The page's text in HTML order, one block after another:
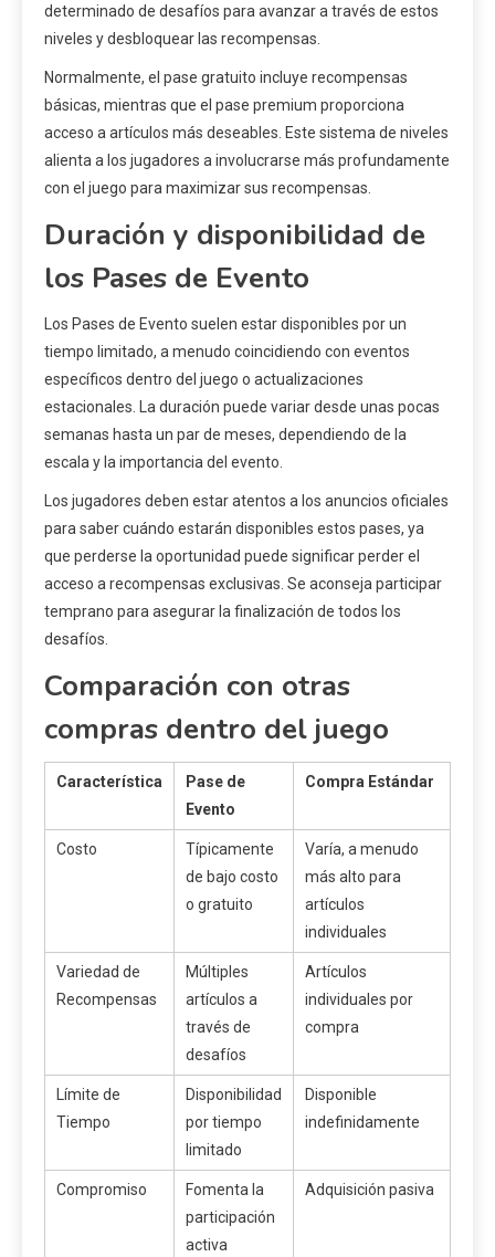
determinado de desafíos para avanzar a través de estos
niveles y desbloquear las recompensas.
Normalmente, el pase gratuito incluye recompensas
básicas, mientras que el pase premium proporciona
acceso a artículos más deseables. Este sistema de niveles
alienta a los jugadores a involucrarse más profundamente
con el juego para maximizar sus recompensas.
Duración y disponibilidad de
los Pases de Evento
Los Pases de Evento suelen estar disponibles por un
tiempo limitado, a menudo coincidiendo con eventos
específicos dentro del juego o actualizaciones
estacionales. La duración puede variar desde unas pocas
semanas hasta un par de meses, dependiendo de la
escala y la importancia del evento.
Los jugadores deben estar atentos a los anuncios oficiales
para saber cuándo estarán disponibles estos pases, ya
que perderse la oportunidad puede significar perder el
acceso a recompensas exclusivas. Se aconseja participar
temprano para asegurar la finalización de todos los
desafíos.
Comparación con otras
compras dentro del juego
Característica
Pase de
Evento
Compra Estándar
Costo
Típicamente
de bajo costo
o gratuito
Varía, a menudo
más alto para
artículos
individuales
Variedad de
Recompensas
Múltiples
artículos a
través de
desafíos
Artículos
individuales por
compra
Límite de
Tiempo
Disponibilidad
por tiempo
limitado
Disponible
indefinidamente
Compromiso
Fomenta la
participación
activa
Adquisición pasiva